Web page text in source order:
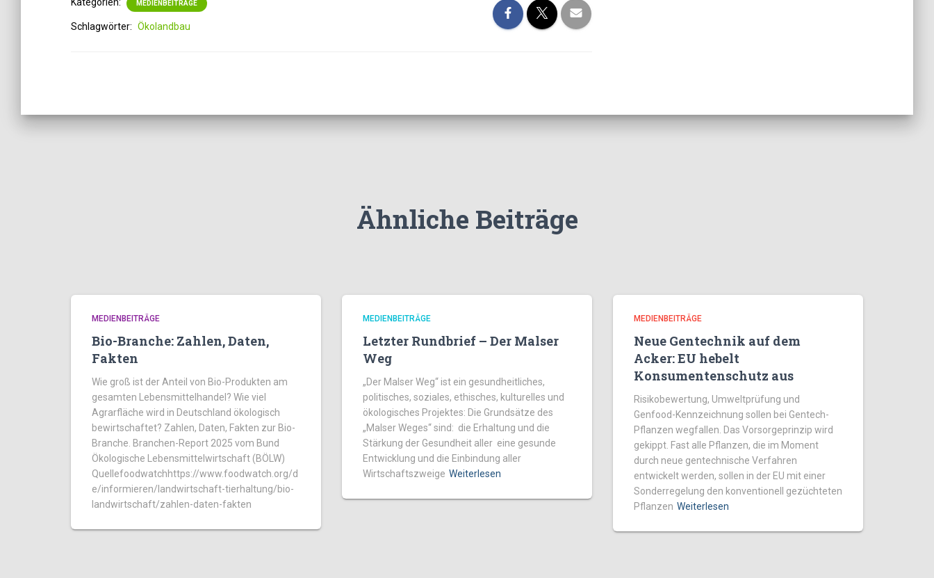
MEDIENBEITRÄGE
Schlagwörter: Ökolandbau
Ähnliche Beiträge
MEDIENBEITRÄGE
Bio-Branche: Zahlen, Daten,
Fakten
Wie groß ist der Anteil von Bio-Produkten am
gesamten Lebensmittelhandel? Wie viel
Agrarfläche wird in Deutschland ökologisch
bewirtschaftet? Zahlen, Daten, Fakten zur Bio-
Branche. Branchen-Report 2025 vom Bund
Ökologische Lebensmittelwirtschaft (BÖLW)
Quellefoodwatchhttps://www.foodwatch.org/d
e/informieren/landwirtschaft-tierhaltung/bio-
landwirtschaft/zahlen-daten-fakten
MEDIENBEITRÄGE
Letzter Rundbrief – Der Malser
Weg
„Der Malser Weg“ ist ein gesundheitliches,
politisches, soziales, ethisches, kulturelles und
ökologisches Projektes: Die Grundsätze des
„Malser Weges“ sind: die Erhaltung und die
Stärkung der Gesundheit aller eine gesunde
Entwicklung und die Einbindung aller
Wirtschaftszweige Weiterlesen
MEDIENBEITRÄGE
Neue Gentechnik auf dem
Acker: EU hebelt
Konsumentenschutz aus
Risikobewertung, Umweltprüfung und
Genfood-Kennzeichnung sollen bei Gentech-
Pflanzen wegfallen. Das Vorsorgeprinzip wird
gekippt. Fast alle Pflanzen, die im Moment
durch neue gentechnische Verfahren
entwickelt werden, sollen in der EU mit einer
Sonderregelung den konventionell gezüchteten
Pflanzen Weiterlesen